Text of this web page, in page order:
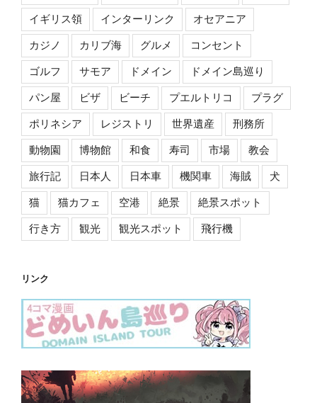
イギリス領 インターリンク オセアニア
カジノ カリブ海 グルメ コンセント
ゴルフ サモア ドメイン ドメイン島巡り
パン屋 ビザ ビーチ プエルトリコ プラグ
ポリネシア レジストリ 世界遺産 刑務所
動物園 博物館 和食 寿司 市場 教会
旅行記 日本人 日本車 機関車 海賊 犬
猫 猫カフェ 空港 絶景 絶景スポット
行き方 観光 観光スポット 飛行機
リンク